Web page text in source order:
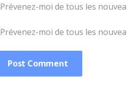
Prévenez-moi de tous les
Prévenez-moi de tous les